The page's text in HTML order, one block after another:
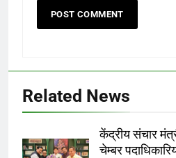
Related News
केंद्रीय संचार
चेम्बर